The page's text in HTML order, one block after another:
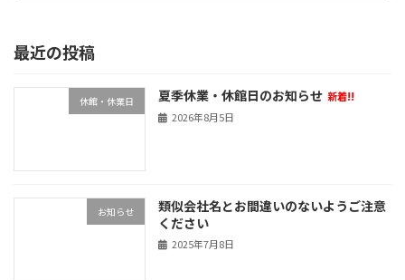
最近の投稿
休館・休業日 夏季休業・休館日のお知らせ 新着!!
2026年8月5日
お知らせ
類似会社名とお間違いのないようご注意
ください
2025年7月8日